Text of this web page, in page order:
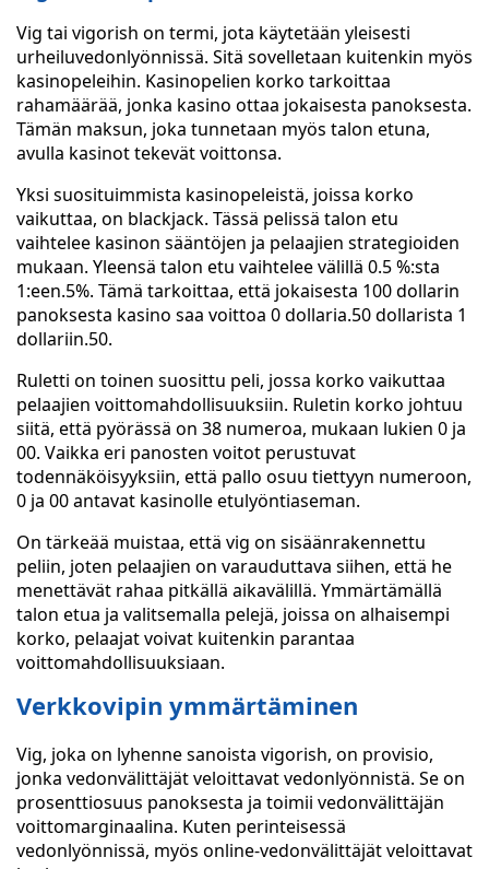
Vig tai vigorish on termi, jota käytetään yleisesti
urheiluvedonlyönnissä. Sitä sovelletaan kuitenkin myös
kasinopeleihin. Kasinopelien korko tarkoittaa
rahamäärää, jonka kasino ottaa jokaisesta panoksesta.
Tämän maksun, joka tunnetaan myös talon etuna,
avulla kasinot tekevät voittonsa.
Yksi suosituimmista kasinopeleistä, joissa korko
vaikuttaa, on blackjack. Tässä pelissä talon etu
vaihtelee kasinon sääntöjen ja pelaajien strategioiden
mukaan. Yleensä talon etu vaihtelee välillä 0.5 %:sta
1:een.5%. Tämä tarkoittaa, että jokaisesta 100 dollarin
panoksesta kasino saa voittoa 0 dollaria.50 dollarista 1
dollariin.50.
Ruletti on toinen suosittu peli, jossa korko vaikuttaa
pelaajien voittomahdollisuuksiin. Ruletin korko johtuu
siitä, että pyörässä on 38 numeroa, mukaan lukien 0 ja
00. Vaikka eri panosten voitot perustuvat
todennäköisyyksiin, että pallo osuu tiettyyn numeroon,
0 ja 00 antavat kasinolle etulyöntiaseman.
On tärkeää muistaa, että vig on sisäänrakennettu
peliin, joten pelaajien on varauduttava siihen, että he
menettävät rahaa pitkällä aikavälillä. Ymmärtämällä
talon etua ja valitsemalla pelejä, joissa on alhaisempi
korko, pelaajat voivat kuitenkin parantaa
voittomahdollisuuksiaan.
Verkkovipin ymmärtäminen
Vig, joka on lyhenne sanoista vigorish, on provisio,
jonka vedonvälittäjät veloittavat vedonlyönnistä. Se on
prosenttiosuus panoksesta ja toimii vedonvälittäjän
voittomarginaalina. Kuten perinteisessä
vedonlyönnissä, myös online-vedonvälittäjät veloittavat